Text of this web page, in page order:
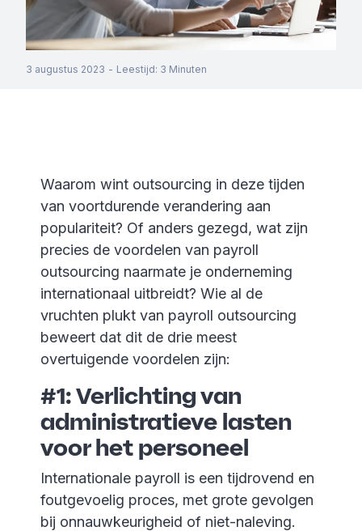
3 augustus 2023 - Leestijd: 3 Minuten
Waarom wint outsourcing in deze tijden
van voortdurende verandering aan
populariteit? Of anders gezegd, wat zijn
precies de voordelen van payroll
outsourcing naarmate je onderneming
internationaal uitbreidt? Wie al de
vruchten plukt van payroll outsourcing
beweert dat dit de drie meest
overtuigende voordelen zijn:
#1: Verlichting van
administratieve lasten
voor het personeel
Internationale payroll is een tijdrovend en
foutgevoelig proces, met grote gevolgen
bij onnauwkeurigheid of niet-naleving.